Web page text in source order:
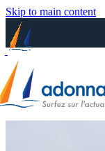
Skip to main content